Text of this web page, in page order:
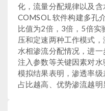
化，流量分配规律以及
COMSOL 软件构建多孔
比值为2倍，3倍，5倍实
压和定速两种工作模式
水相渗流分配情况，进一
注入参数等关键因素对
模拟结果表明，渗透率
占比越高、优势渗流越明